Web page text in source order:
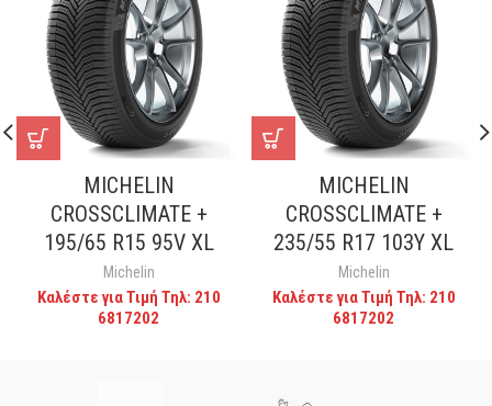
MICHELIN
CROSSCLIMATE +
195/65 R15 95V XL
Michelin
Καλέστε για Τιμή Τηλ: 210
6817202
MICHELIN
CROSSCLIMATE +
235/55 R17 103Y XL
Michelin
Καλέστε για Τιμή Τηλ: 210
6817202